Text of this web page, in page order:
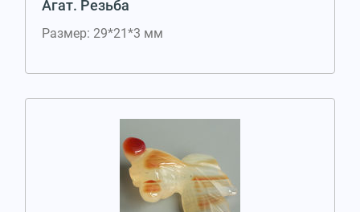
Агат. Резьба
Размер: 29*21*3 мм